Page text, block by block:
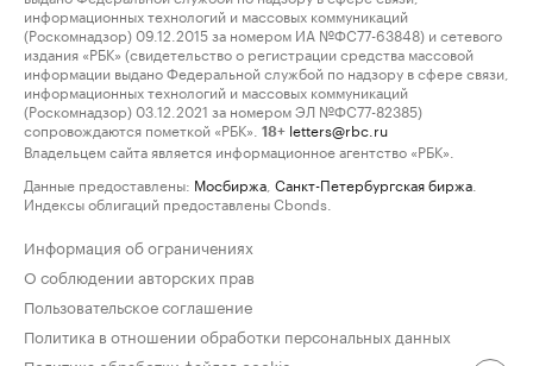
информационных технологий и массовых коммуникаций
(Роскомнадзор) 09.12.2015 за номером ИА №ФС77-63848) и сетевого
издания «РБК» (свидетельство о регистрации средства массовой
информации выдано Федеральной службой по надзору в сфере связи,
информационных технологий и массовых коммуникаций
(Роскомнадзор) 03.12.2021 за номером ЭЛ №ФС77-82385)
сопровождаются пометкой «РБК».
18+ letters@rbc.ru
Владельцем сайта является информационное агентство «РБК».
Данные предоставлены: Мосбиржа Санкт-Петербургская биржа
Индексы облигаций предоставлены Cbonds.
Информация об ограничениях
О соблюдении авторских прав
Пользовательское соглашение
Политика в отношении обработки персональных данных